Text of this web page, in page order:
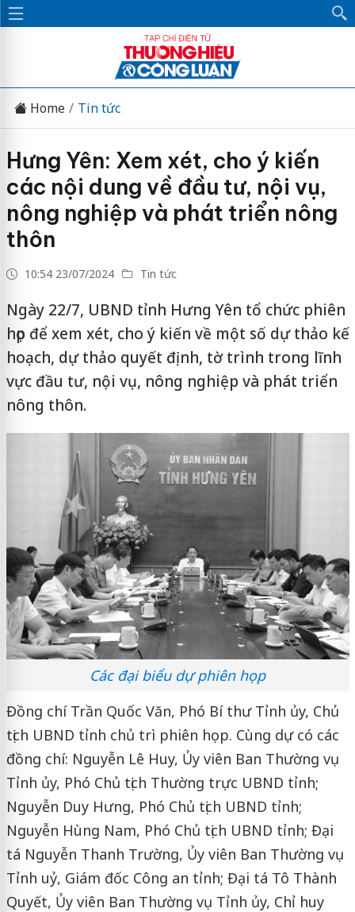
Home Tin tức
Hưng Yên: Xem xét, cho ý kiến
các nội dung về đầu tư, nội vụ,
nông nghiệp và phát triển nông
thôn
10:54 23/07/2024 Tin tức
Ngày 22/7, UBND tỉnh Hưng Yên tổ chức phiên
họp để xem xét, cho ý kiến về một số dự thảo kế
hoạch, dự thảo quyết định, tờ trình trong lĩnh
vực đầu tư, nội vụ, nông nghiệp và phát triển
nông thôn.
Các đại biểu dự phiên họp
Đồng chí Trần Quốc Văn, Phó Bí thư Tỉnh ủy, Chủ
tịch UBND tỉnh chủ trì phiên họp. Cùng dự có các
đồng chí: Nguyễn Lê Huy, Ủy viên Ban Thường vụ
Tỉnh ủy, Phó Chủ tịch Thường trực UBND tỉnh;
Nguyễn Duy Hưng, Phó Chủ tịch UBND tỉnh;
Nguyễn Hùng Nam, Phó Chủ tịch UBND tỉnh; Đại
tá Nguyễn Thanh Trường, Ủy viên Ban Thường vụ
Tỉnh uỷ, Giám đốc Công an tỉnh; Đại tá Tô Thành
Quyết, Ủy viên Ban Thường vụ Tỉnh ủy, Chỉ huy